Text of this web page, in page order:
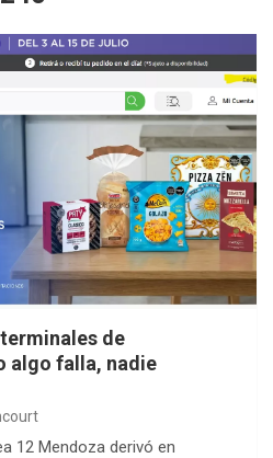
de
algo falla, nadie
12 Mendoza derivó en